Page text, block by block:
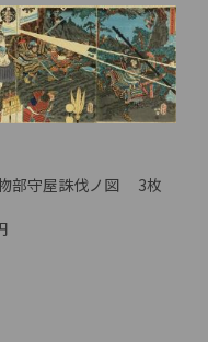
部守屋誅伐ノ図 3枚